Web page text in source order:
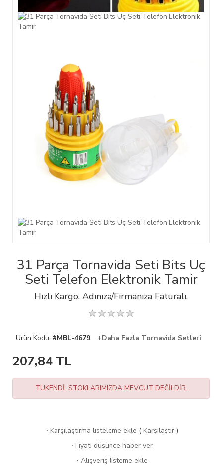
31 Parça Tornavida Seti Bits Uç
Seti Telefon Elektronik Tamir
Hızlı Kargo, Adınıza/Firmanıza Faturalı.
Ürün Kodu: #MBL-4679 +Daha Fazla Tornavida Setleri
207,84 TL
TÜKENDİ. STOKLARIMIZDA MEVCUT DEĞİLDİR.
· Karşılaştırma listeleme ekle ( Karşılaştır)
· Fiyatı düşünce haber ver
· Alışveriş listeme ekle